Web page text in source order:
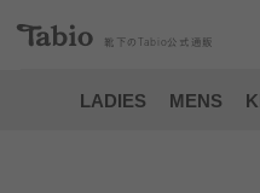
靴下の Tabio 公式通販
LADIES MENS